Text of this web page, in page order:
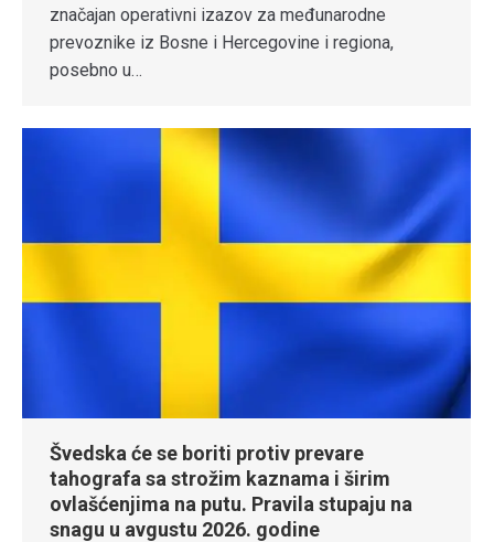
značajan operativni izazov za međunarodne
prevoznike iz Bosne i Hercegovine i regiona,
posebno u…
Švedska će se boriti protiv prevare
tahografa sa strožim kaznama i širim
ovlašćenjima na putu. Pravila stupaju na
snagu u avgustu 2026. godine